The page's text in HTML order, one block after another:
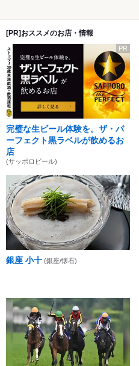
[PR]おススメのお店・情報
PR
完璧な生ビール体験を。ザ・パ
ーフェクト黒ラベルが飲めるお
店
(サッポロビール)
銀座 小十 (銀座/懐石)